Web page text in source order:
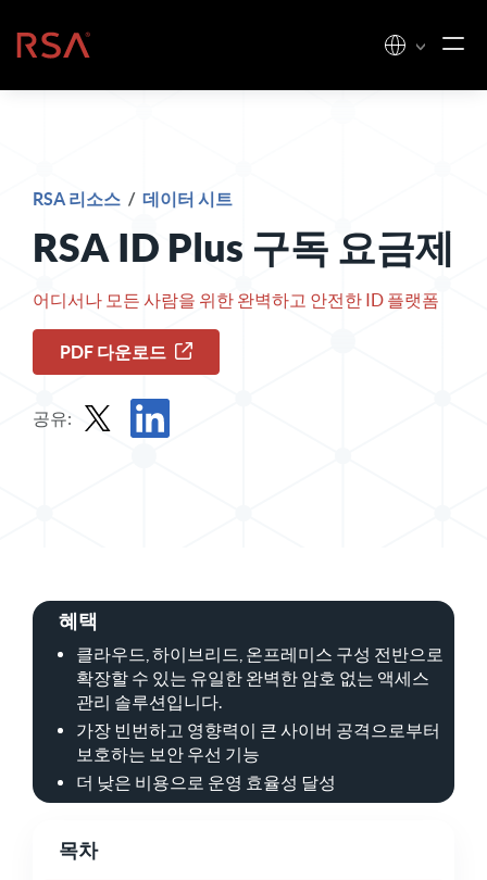
홈
RSA 리소스 / 데이터 시트
RSA ID Plus 구독 요금제
어디서나 모든 사람을 위한 완벽하고 안전한 ID 플랫폼
PDF 다운로드
공유:
혜택
클라우드, 하이브리드, 온프레미스 구성 전반으로
확장할 수 있는 유일한 완벽한 암호 없는 액세스
관리 솔루션입니다.
가장 빈번하고 영향력이 큰 사이버 공격으로부터
보호하는 보안 우선 기능
더 낮은 비용으로 운영 효율성 달성
목차